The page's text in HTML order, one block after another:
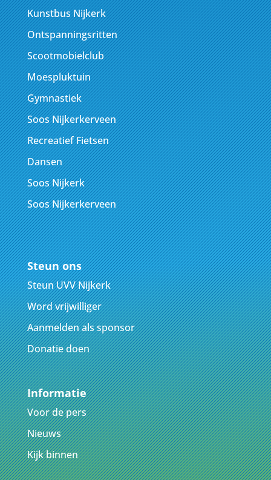
Kunstbus Nijkerk
Ontspanningsritten
Scootmobielclub
Moespluktuin
Gymnastiek
Soos Nijkerkerveen
Recreatief Fietsen
Dansen
Soos Nijkerk
Soos Nijkerkerveen
Steun ons
Steun UVV Nijkerk
Word vrijwilliger
Aanmelden als sponsor
Donatie doen
Informatie
Voor de pers
Nieuws
Kijk binnen